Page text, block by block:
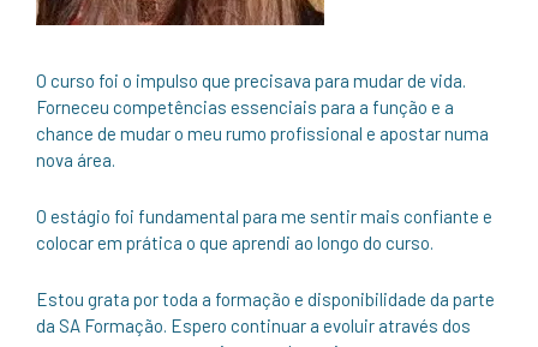
O curso foi o impulso que precisava para mudar de vida.
Forneceu competências essenciais para a função e a
chance de mudar o meu rumo profissional e apostar numa
nova área.
O estágio foi fundamental para me sentir mais confiante e
colocar em prática o que aprendi ao longo do curso.
Estou grata por toda a formação e disponibilidade da parte
da SA Formação. Espero continuar a evoluir através dos